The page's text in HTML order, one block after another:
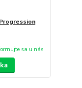
sa u nás